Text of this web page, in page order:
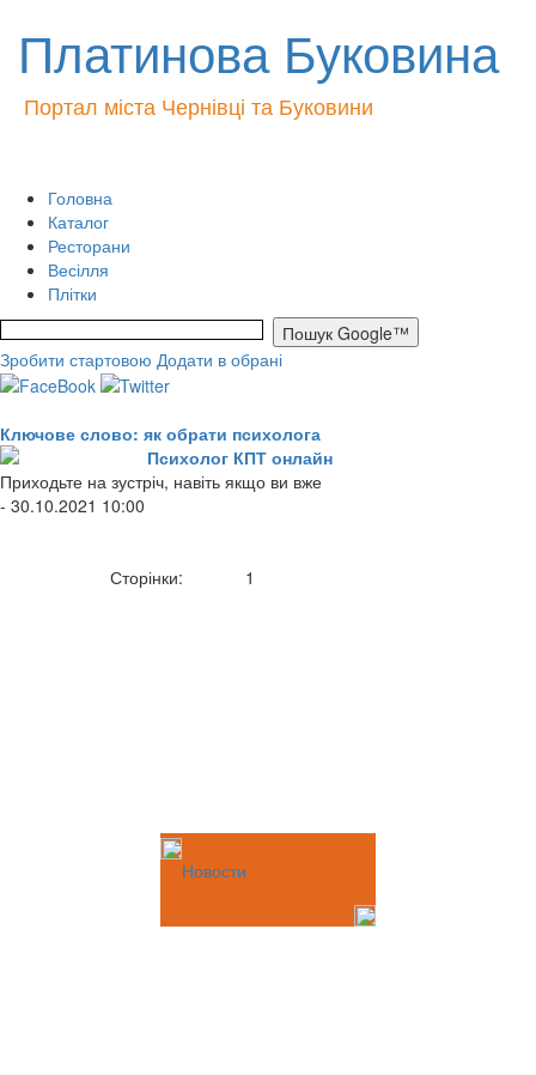
Платинова Буковина
Портал міста Чернівці та Буковини
Головна
Каталог
Ресторани
Весілля
Плітки
Зробити стартовою Додати в обрані
Ключове слово: як обрати психолога
Психолог КПТ онлайн
Приходьте на зустріч, навіть якщо ви вже
- 30.10.2021 10:00
Сторінки: 1
Новости